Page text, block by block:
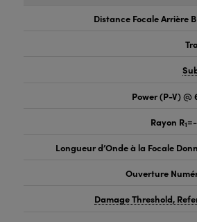
Distance Focale Arrière
Power (P-V) @
Rayon R1
Longueur d’Onde à la Focale
Ouverture
Damage Threshold,